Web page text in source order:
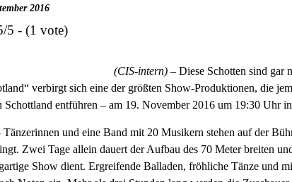
2016
5 - (1 vote)
(CIS-intern)– Diese Schotten sind gar
verbirgt sich eine der größten Show-Produktionen, die
Schottland entführen – am 19. November 2016 um 19:30 Uhr
Tänzerinnen und eine Band mit 20 Musikern stehen auf der
Zwei Tage allein dauert der Aufbau des 70 Meter breiten
Show dient. Ergreifende Balladen, fröhliche Tänze und